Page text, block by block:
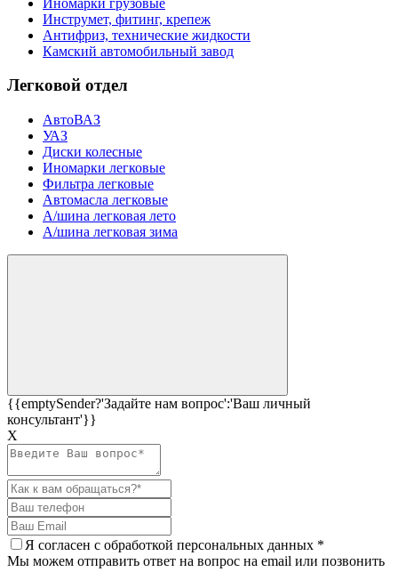
Инструмет, фитинг, крепеж
Антифриз, технические жидкости
Камский автомобильный завод
Легковой отдел
АвтоВАЗ
УАЗ
Диски колесные
Иномарки легковые
Фильтра легковые
Автомасла легковые
А/шина легковая лето
А/шина легковая зима
{{emptySender?'Задайте нам вопрос':'Ваш личный
консультант'}}
Х
Я согласен c обработкой персональных данных *
Мы можем отправить ответ на вопрос на email или позвонить